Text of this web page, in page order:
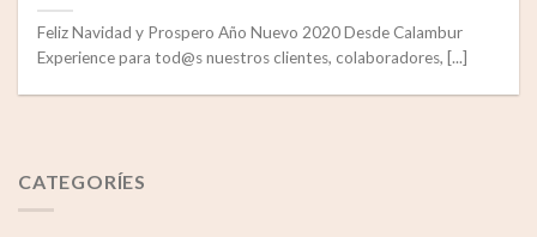
Feliz Navidad y Prospero Año Nuevo 2020 Desde Calambur
Experience para tod@s nuestros clientes, colaboradores, [...]
CATEGORÍES